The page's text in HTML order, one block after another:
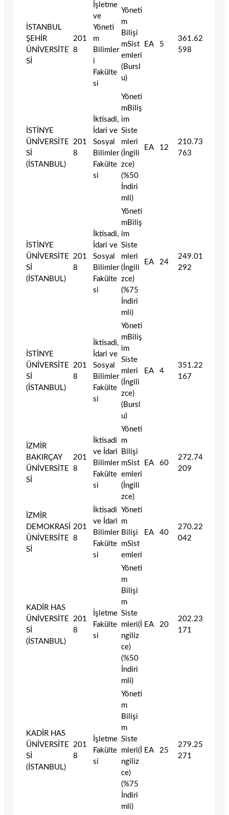
İSTANBUL
ŞEHİR
ÜNİVERSİTE
Sİ
201
8
İşletme
ve
Yöneti
m
Bilimler
i
Fakülte
si
Yöneti
m
Bilişi
mSist
emleri
(Bursl
u)
EA 5
361.62
598
İSTİNYE
ÜNİVERSİTE
Sİ
(İSTANBUL)
201
8
İktisadi,
İdari ve
Sosyal
Bilimler
Fakülte
si
Yöneti
mBiliş
im
Siste
mleri
(İngili
zce)
(%50
İndiri
mli)
EA 12
210.73
763
İSTİNYE
ÜNİVERSİTE
Sİ
(İSTANBUL)
201
8
İktisadi,
İdari ve
Sosyal
Bilimler
Fakülte
si
Yöneti
mBiliş
im
Siste
mleri
(İngili
zce)
(%75
İndiri
mli)
EA 24
249.01
292
İSTİNYE
ÜNİVERSİTE
Sİ
(İSTANBUL)
201
8
İktisadi,
İdari ve
Sosyal
Bilimler
Fakülte
si
Yöneti
mBiliş
im
Siste
mleri
(İngili
zce)
(Bursl
u)
EA 4
351.22
167
İZMİR
BAKIRÇAY
ÜNİVERSİTE
Sİ
201
8
İktisadi
ve İdari
Bilimler
Fakülte
si
Yöneti
m
Bilişi
mSist
emleri
(İngili
zce)
EA 60
272.74
209
İZMİR
DEMOKRASİ
ÜNİVERSİTE
Sİ
201
8
İktisadi
ve İdari
Bilimler
Fakülte
si
Yöneti
m
Bilişi
mSist
emleri
EA 40
270.22
042
KADİR HAS
ÜNİVERSİTE
Sİ
(İSTANBUL)
201
8
İşletme
Fakülte
si
Yöneti
m
Bilişi
m
Siste
mleri(İ
ngiliz
ce)
(%50
İndiri
mli)
EA 20
202.23
171
KADİR HAS
ÜNİVERSİTE
Sİ
(İSTANBUL)
201
8
İşletme
Fakülte
si
Yöneti
m
Bilişi
m
Siste
mleri(İ
ngiliz
ce)
(%75
İndiri
mli)
EA 25
279.25
271